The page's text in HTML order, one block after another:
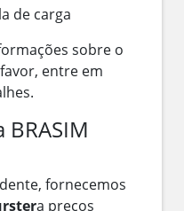
de carga
sobre o
entre em
fornecemos
a preços